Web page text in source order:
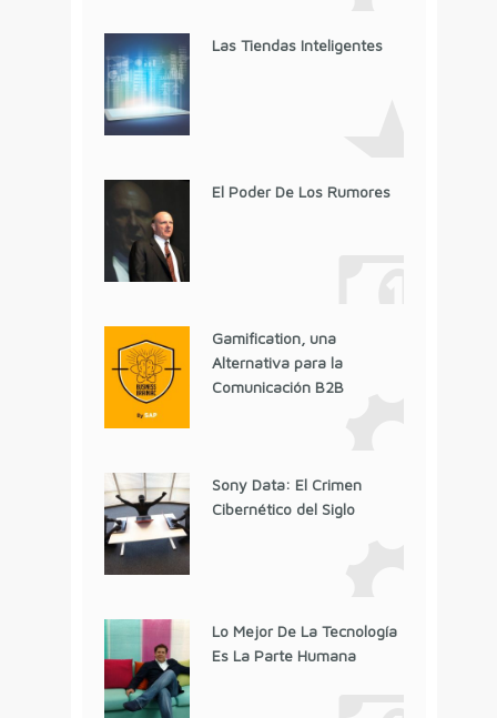
Las Tiendas Inteligentes
El Poder De Los Rumores
Gamification, una
Alternativa para la
Comunicación B2B
Sony Data: El Crimen
Cibernético del Siglo
Lo Mejor De La Tecnología
Es La Parte Humana